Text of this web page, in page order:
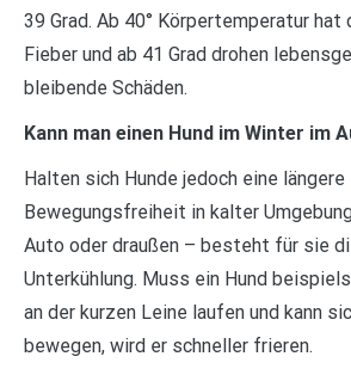
39 Grad. Ab 40° Körpertemperatur hat
Fieber und ab 41 Grad drohen
bleibende Schäden.
Kann man einen Hund im Winter im
Halten sich Hunde jedoch eine
Bewegungsfreiheit in kalter
Auto oder draußen – besteht für sie
Unterkühlung. Muss ein Hund
an der kurzen Leine laufen und kann
bewegen, wird er schneller frieren.